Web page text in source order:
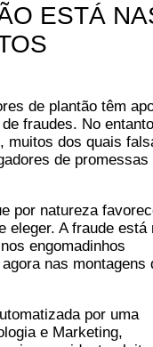
ESTÁ
de plantão têm
fraudes. No
muitos dos quais
de promessas
por natureza
eleger. A fraude está
engomadinhos
nas montagens
por uma
e Marketing,